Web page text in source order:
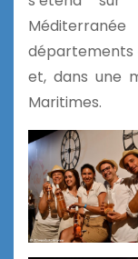
départements
et, dans une
Maritimes.